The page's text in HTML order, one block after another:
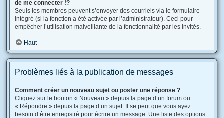
de me connecter !?
Seuls les membres peuvent s’envoyer des courriels via le formulaire
intégré (si la fonction a été activée par l’administrateur). Ceci pour
empêcher l’utilisation malveillante de la fonctionnalité par les invités.
Haut
Problèmes liés à la publication de messages
Comment créer un nouveau sujet ou poster une réponse ?
Cliquez sur le bouton « Nouveau » depuis la page d’un forum ou
« Répondre » depuis la page d’un sujet. Il se peut que vous ayez
besoin d’être enregistré pour écrire un message. Une liste des options